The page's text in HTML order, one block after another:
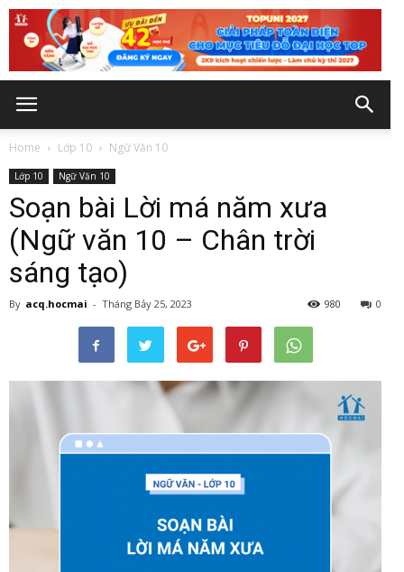
Home Lớp 10 Ngữ Văn 10
Lớp 10 Ngữ Văn 10
Soạn bài Lời má năm xưa
(Ngữ văn 10 – Chân trời
sáng tạo)
By acq.hocmai - Tháng Bảy 25, 2023 0
980